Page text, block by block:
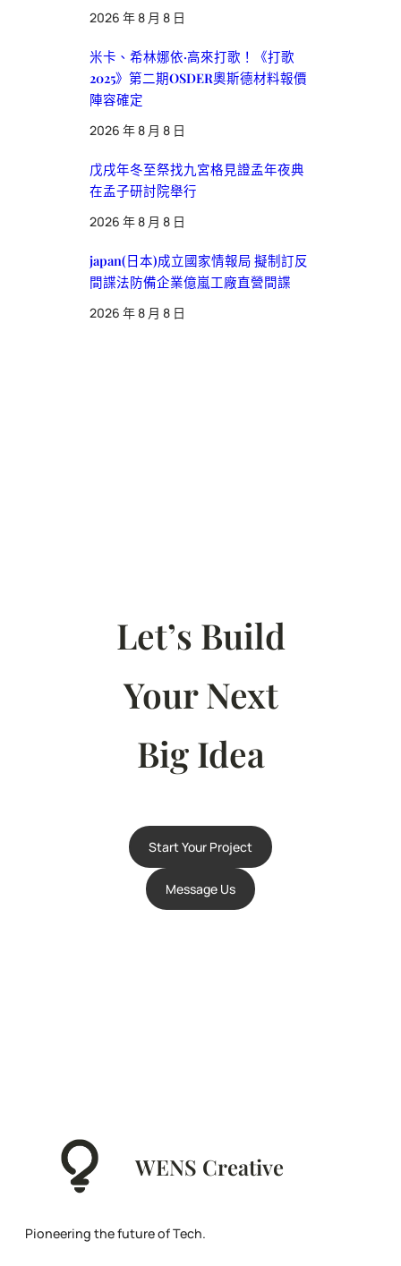
2026 年 8 月 8 日
米卡、希林娜依·高來打歌！《打歌
2025》第二期OSDER奧斯德材料報價
陣容確定
2026 年 8 月 8 日
戊戌年冬至祭找九宮格見證孟年夜典
在孟子研討院舉行
2026 年 8 月 8 日
japan(日本)成立國家情報局 擬制訂反
間諜法防備企業億嵐工廠直營間諜
2026 年 8 月 8 日
Let’s Build
Your Next
Big Idea
Start Your Project
Message Us
WENS Creative
Pioneering the future of Tech.